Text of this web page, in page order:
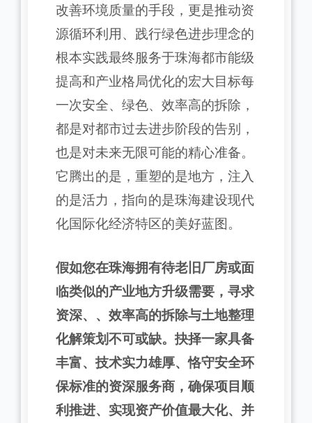
改善环境质量的手段，更是推动资
源循环利用、践行绿色进步理念的
根本实践最终服务于珠海都市能级
提高和产业格局优化的宏大目标每
一次安全、绿色、效率高的拆除，
都是对都市过去进步阶段的告别，
也是对未来无限可能的精心准备。
它腾出的是，重塑的是地方，注入
的是活力，指向的是珠海建设现代
化国际化经济特区的美好蓝图。
假如您在珠海拥有待老旧厂房或面
临类似的产业地方升级需要，寻求
资深、、效率高的拆除与土地整理
化解策划不可或缺。抉择一家具备
丰富、技术实力雄厚、恪守安全环
保标准的资深服务商，确保项目顺
利推进、实现资产价值最大化、并